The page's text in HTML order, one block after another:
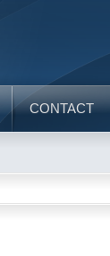
CONTACT